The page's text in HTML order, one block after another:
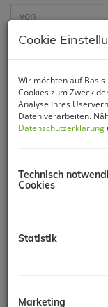
Zimmer
Wohnfläche (von/bis)
Cookie
Wir möchten auf
Cookies zum Zweck
Analyse Ihres
Daten verarbeiten.
Datenschutzerklärung
Technisch
Cookies
Statistik
Marketing